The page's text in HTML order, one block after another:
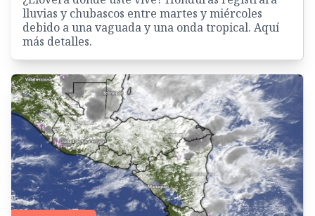
lluvias y chubascos entre martes y miércoles
debido a una vaguada y una onda tropical. Aquí
más detalles.